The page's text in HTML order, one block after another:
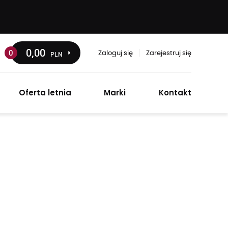
0 0,00 PLN Zaloguj się Zarejestruj się
Oferta letnia Marki Kontakt